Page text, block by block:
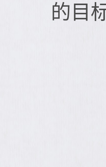
的目